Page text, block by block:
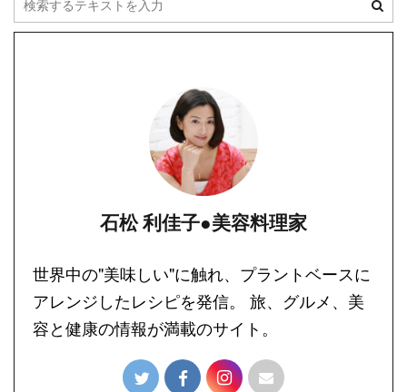
石松 利佳子●美容料理家
世界中の"美味しい"に触れ、プラントベースに
アレンジしたレシピを発信。 旅、グルメ、美
容と健康の情報が満載のサイト。